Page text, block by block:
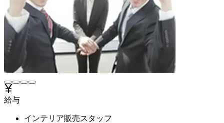
給与
インテリア販売スタッフ